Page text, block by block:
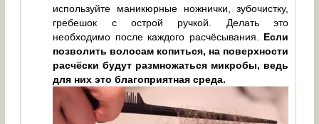
используйте маникюрные ножнички, зубочистку,
гребешок с острой ручкой. Делать это
необходимо после каждого расчёсывания. Если
позволить волосам копиться, на поверхности
расчёски будут размножаться микробы, ведь
для них это благоприятная среда.